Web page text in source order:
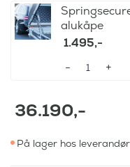
alukåpe
1.495,-
36.190,-
På lager hos leverandør